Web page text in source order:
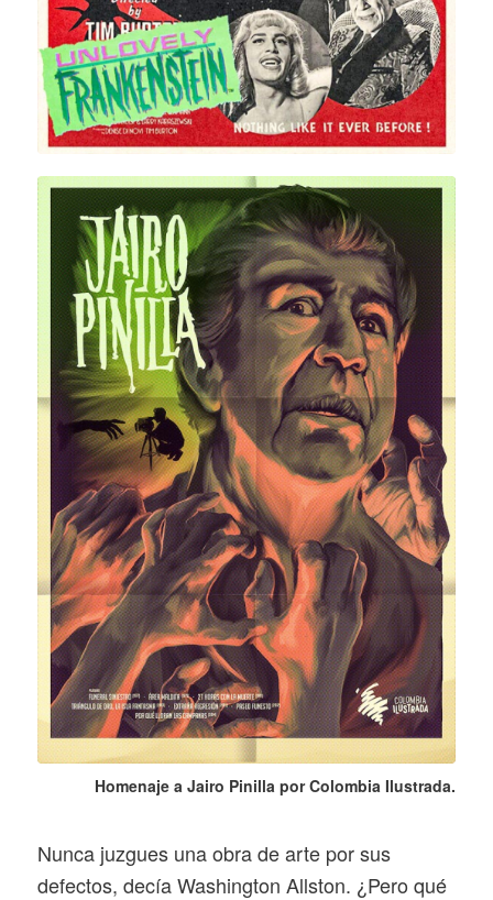
Homenaje a Jairo Pinilla por Colombia Ilustrada.
Nunca juzgues una obra de arte por sus
defectos, decía Washington Allston. ¿Pero qué